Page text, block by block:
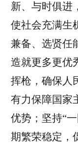
新、与时俱进
使社会充满生
兼备、选贤任
造就更多更优
挥枪，确保人
有力保障国家
优势；坚持“
期繁荣稳定，